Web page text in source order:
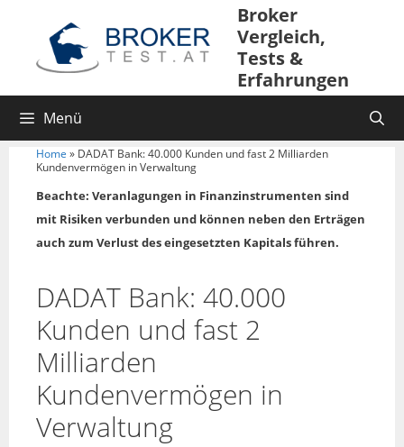
Broker
Vergleich,
Tests &
Erfahrungen
Menü
Home » DADAT Bank: 40.000 Kunden und fast 2 Milliarden
Kundenvermögen in Verwaltung
Beachte: Veranlagungen in Finanzinstrumenten sind
mit Risiken verbunden und können neben den Erträgen
auch zum Verlust des eingesetzten Kapitals führen.
DADAT Bank: 40.000
Kunden und fast 2
Milliarden
Kundenvermögen in
Verwaltung